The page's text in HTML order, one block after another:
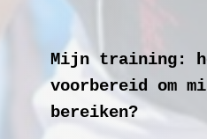
Mijn training:
voorbereid om
bereiken?